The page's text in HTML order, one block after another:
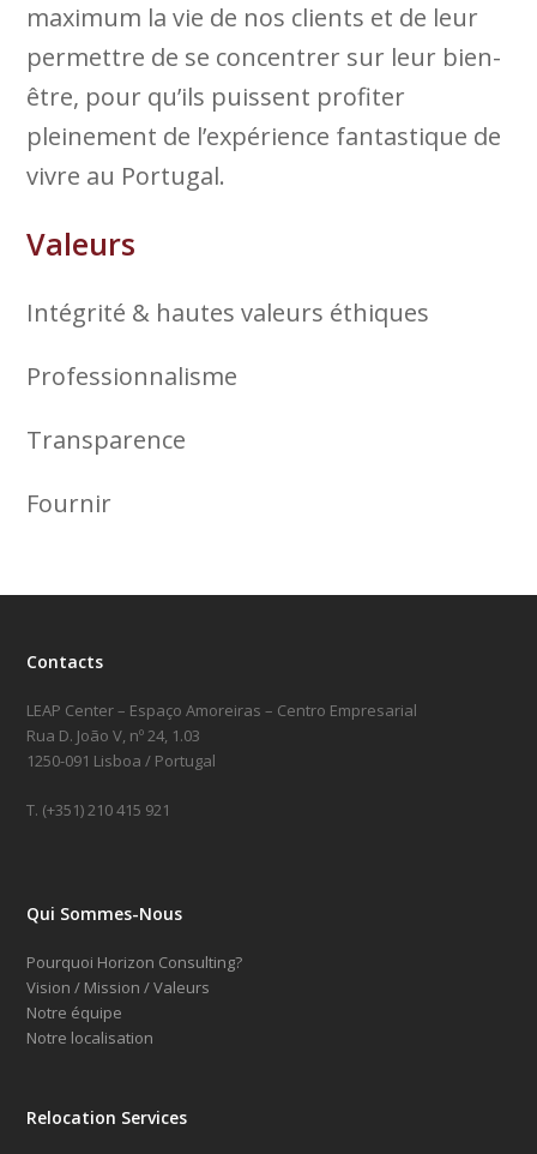
maximum la vie de nos clients et de leur
permettre de se concentrer sur leur bien-
être, pour qu’ils puissent profiter
pleinement de l’expérience fantastique de
vivre au Portugal.
Valeurs
Intégrité & hautes valeurs éthiques
Professionnalisme
Transparence
Fournir
Contacts
LEAP Center – Espaço Amoreiras – Centro Empresarial
Rua D. João V, nº 24, 1.03
1250-091 Lisboa / Portugal
T. (+351) 210 415 921
Qui Sommes-Nous
Pourquoi Horizon Consulting?
Vision / Mission / Valeurs
Notre équipe
Notre localisation
Relocation Services